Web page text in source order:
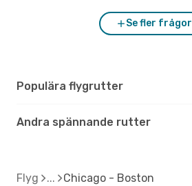
Se fler frågor
Populära flygrutter
Andra spännande rutter
Flyg Chicago - Boston